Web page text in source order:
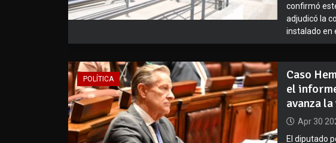
confirmó
adjudicó la
instalado en
POLÍTICA
Caso
el
avanza
Apr 30
El diputado